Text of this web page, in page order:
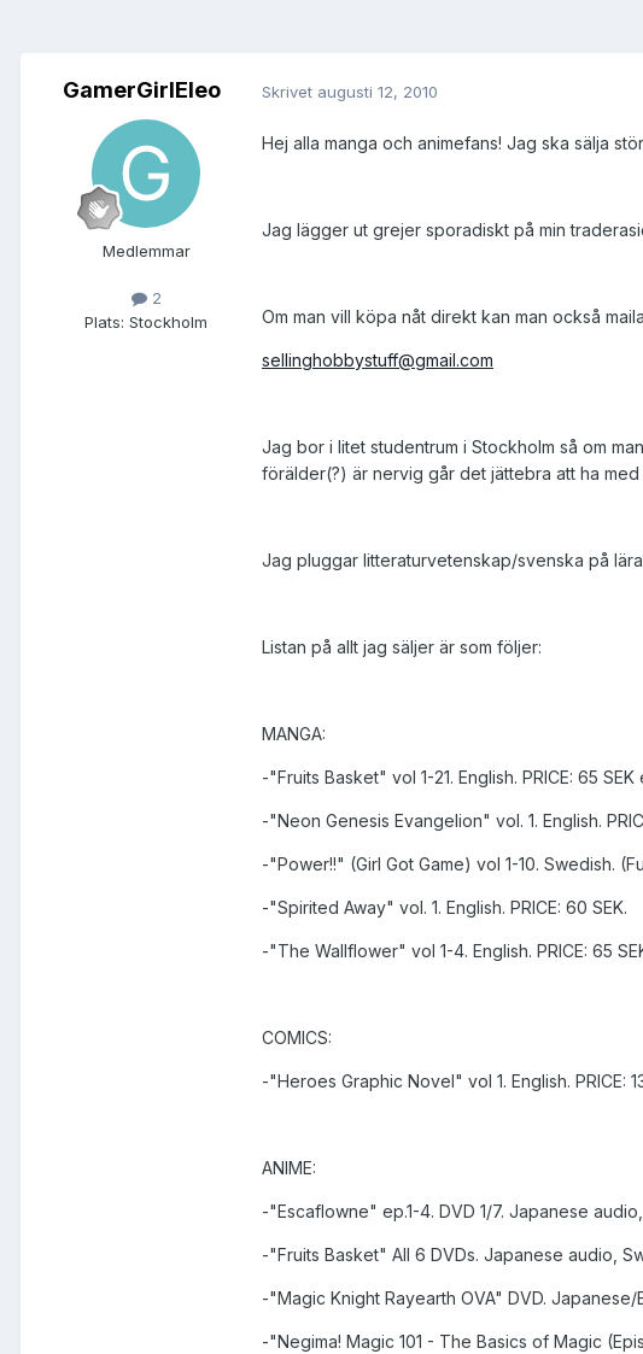
GamerGirlEleo
Medlemmar
2
Plats: Stockholm
Skrivet augusti 12, 2010
Hej alla manga och animefans! Jag ska sälja
Jag lägger ut grejer sporadiskt på min
Om man vill köpa nåt direkt kan man också
sellinghobbystuff@gmail.com
Jag bor i litet studentrum i Stockholm så om
förälder(?) är nervig går det jättebra att ha
Jag pluggar litteraturvetenskap/svenska på
Listan på allt jag säljer är som följer:
MANGA:
-"Fruits Basket" vol 1-21. English. PRICE: 65
-"Neon Genesis Evangelion" vol. 1. English.
-"Power!!" (Girl Got Game) vol 1-10. Swedish.
-"Spirited Away" vol. 1. English. PRICE: 60 SEK.
-"The Wallflower" vol 1-4. English. PRICE: 65
COMICS:
-"Heroes Graphic Novel" vol 1. English. PRICE:
ANIME:
-"Escaflowne" ep.1-4. DVD 1/7. Japanese audio,
-"Fruits Basket" All 6 DVDs. Japanese audio,
-"Magic Knight Rayearth OVA" DVD. Japanese/
-"Negima! Magic 101 - The Basics of Magic